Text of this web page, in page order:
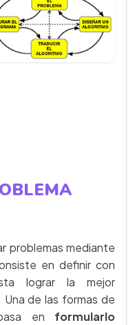
problemas mediante
en definir con
lograr la mejor
de las formas de
en formularlo